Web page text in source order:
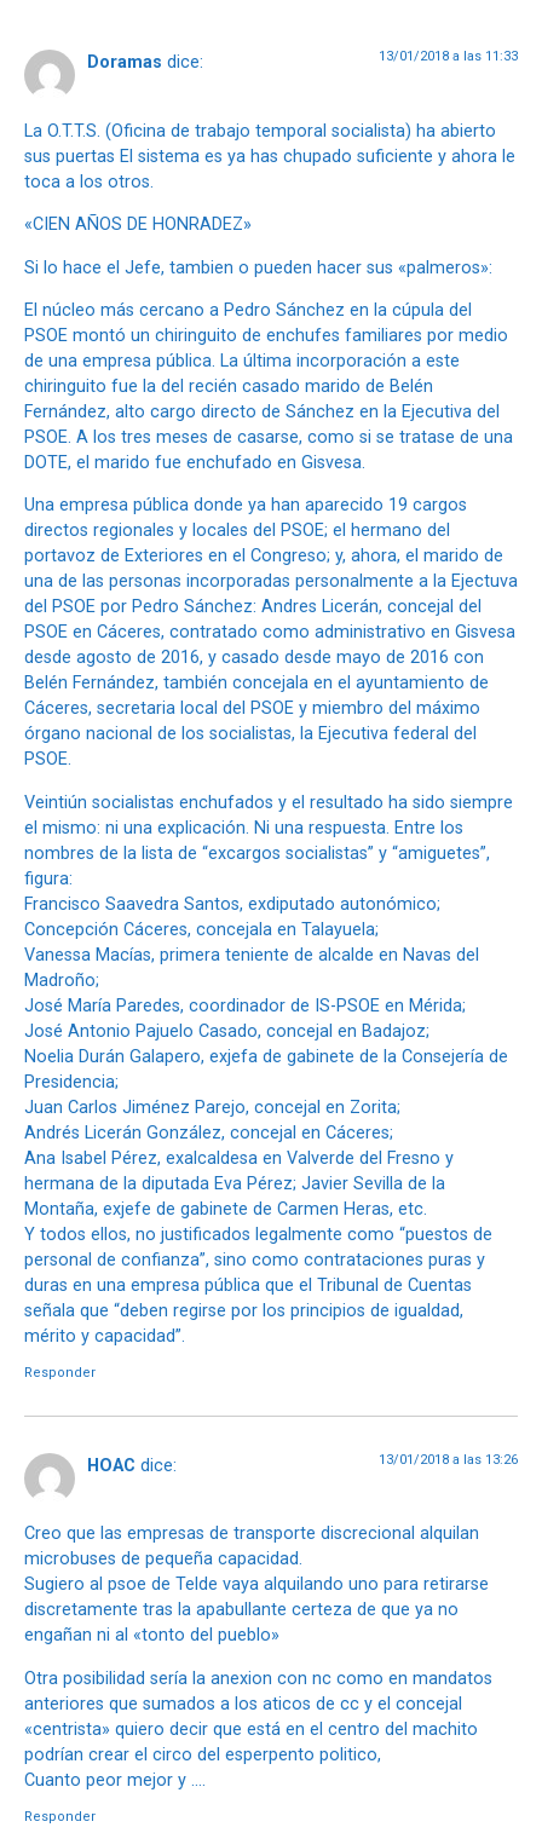
Doramas dice: 13/01/2018 a las 11:33
La O.T.T.S. (Oficina de trabajo temporal socialista) ha abierto
sus puertas El sistema es ya has chupado suficiente y ahora le
toca a los otros.
«CIEN AÑOS DE HONRADEZ»
Si lo hace el Jefe, tambien o pueden hacer sus «palmeros»:
El núcleo más cercano a Pedro Sánchez en la cúpula del
PSOE montó un chiringuito de enchufes familiares por medio
de una empresa pública. La última incorporación a este
chiringuito fue la del recién casado marido de Belén
Fernández, alto cargo directo de Sánchez en la Ejecutiva del
PSOE. A los tres meses de casarse, como si se tratase de una
DOTE, el marido fue enchufado en Gisvesa.
Una empresa pública donde ya han aparecido 19 cargos
directos regionales y locales del PSOE; el hermano del
portavoz de Exteriores en el Congreso; y, ahora, el marido de
una de las personas incorporadas personalmente a la Ejectuva
del PSOE por Pedro Sánchez: Andres Licerán, concejal del
PSOE en Cáceres, contratado como administrativo en Gisvesa
desde agosto de 2016, y casado desde mayo de 2016 con
Belén Fernández, también concejala en el ayuntamiento de
Cáceres, secretaria local del PSOE y miembro del máximo
órgano nacional de los socialistas, la Ejecutiva federal del
PSOE.
Veintiún socialistas enchufados y el resultado ha sido siempre
el mismo: ni una explicación. Ni una respuesta. Entre los
nombres de la lista de “excargos socialistas” y “amiguetes”,
figura:
Francisco Saavedra Santos, exdiputado autonómico;
Concepción Cáceres, concejala en Talayuela;
Vanessa Macías, primera teniente de alcalde en Navas del
Madroño;
José María Paredes, coordinador de IS-PSOE en Mérida;
José Antonio Pajuelo Casado, concejal en Badajoz;
Noelia Durán Galapero, exjefa de gabinete de la Consejería de
Presidencia;
Juan Carlos Jiménez Parejo, concejal en Zorita;
Andrés Licerán González, concejal en Cáceres;
Ana Isabel Pérez, exalcaldesa en Valverde del Fresno y
hermana de la diputada Eva Pérez; Javier Sevilla de la
Montaña, exjefe de gabinete de Carmen Heras, etc.
Y todos ellos, no justificados legalmente como “puestos de
personal de confianza”, sino como contrataciones puras y
duras en una empresa pública que el Tribunal de Cuentas
señala que “deben regirse por los principios de igualdad,
mérito y capacidad”.
Responder
HOAC dice: 13/01/2018 a las 13:26
Creo que las empresas de transporte discrecional alquilan
microbuses de pequeña capacidad.
Sugiero al psoe de Telde vaya alquilando uno para retirarse
discretamente tras la apabullante certeza de que ya no
engañan ni al «tonto del pueblo»
Otra posibilidad sería la anexion con nc como en mandatos
anteriores que sumados a los aticos de cc y el concejal
«centrista» quiero decir que está en el centro del machito
podrían crear el circo del esperpento politico,
Cuanto peor mejor y ….
Responder